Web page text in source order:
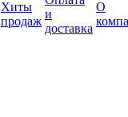
Хиты
продаж
и
доставка
О